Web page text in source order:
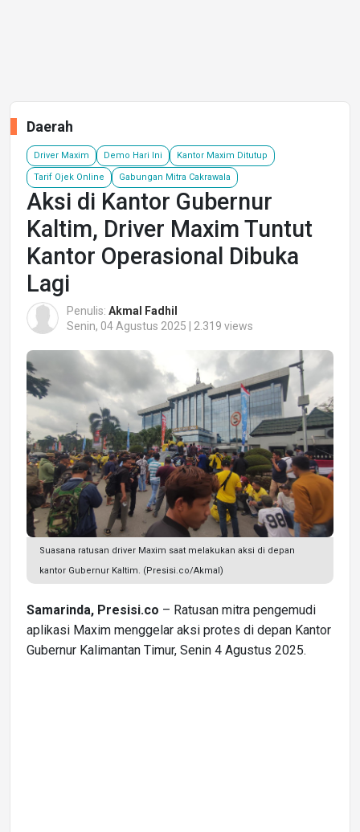
Daerah
Driver Maxim Demo Hari Ini Kantor Maxim Ditutup
Tarif Ojek Online Gabungan Mitra Cakrawala
Aksi di Kantor Gubernur
Kaltim, Driver Maxim Tuntut
Kantor Operasional Dibuka
Lagi
Penulis: Akmal Fadhil
Senin, 04 Agustus 2025 | 2.319 views
Suasana ratusan driver Maxim saat melakukan aksi di depan
kantor Gubernur Kaltim. (Presisi.co/Akmal)
Samarinda, Presisi.co – Ratusan mitra pengemudi
aplikasi Maxim menggelar aksi protes di depan Kantor
Gubernur Kalimantan Timur, Senin 4 Agustus 2025.